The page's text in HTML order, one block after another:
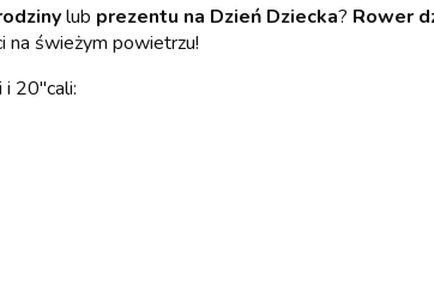
lub prezentu na Dzień Dziecka? Rower
na świeżym powietrzu!
i 20"cali: